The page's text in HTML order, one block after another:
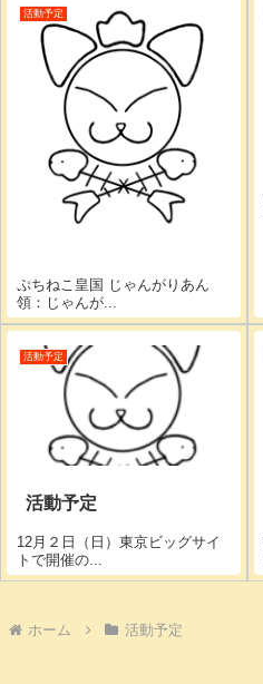
活動予定
ぷちねこ皇国 じゃんがりあん
領：じゃんが...
活動予定
活動予定
12月２日（日）東京ビッグサイ
トで開催の...
ホーム 活動予定